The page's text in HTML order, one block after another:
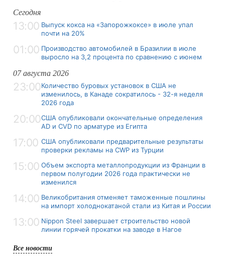
Сегодня
13:00 Выпуск кокса на «Запорожкоксе» в июле упал
почти на 20%
01:00 Производство автомобилей в Бразилии в июле
выросло на 3,2 процента по сравнению с июнем
07 августа 2026
23:00Количество буровых установок в США не
изменилось, в Канаде сократилось - 32-я неделя
2026 года
20:00США опубликовали окончательные определения
AD и CVD по арматуре из Египта
17:00 США опубликовали предварительные результаты
проверки рекламы на CWP из Турции
15:00 Объем экспорта металлопродукции из Франции в
первом полугодии 2026 года практически не
изменился
14:00 Великобритания отменяет таможенные пошлины
на импорт холоднокатаной стали из Китая и России
13:00 Nippon Steel завершает строительство новой
линии горячей прокатки на заводе в Нагое
Все новости